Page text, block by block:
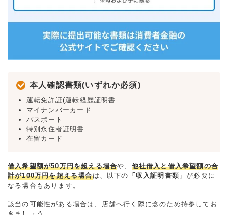
本人確認書類(いずれか必須)
運転免許証(運転経歴証明書
マイナンバーカード
パスポート
特別永住者証明書
在留カード
借入希望額が50万円を超える場合や、 他社借入と借入希望額の合
計が100万円を超える場合は、以下の 「収入証明書類」が必要に
なる場合もあります。
該当の可能性がある場合は、店舗へ行く際に念のため持参してお